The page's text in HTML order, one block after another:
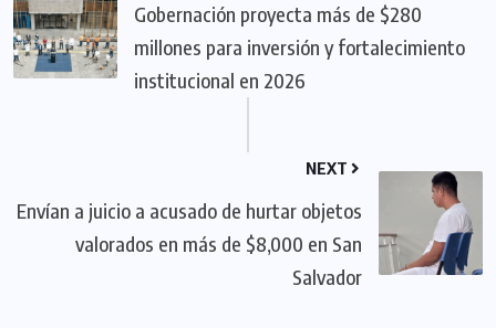
Gobernación proyecta más de $280
millones para inversión y fortalecimiento
institucional en 2026
NEXT
Envían a juicio a acusado de hurtar objetos
valorados en más de $8,000 en San
Salvador